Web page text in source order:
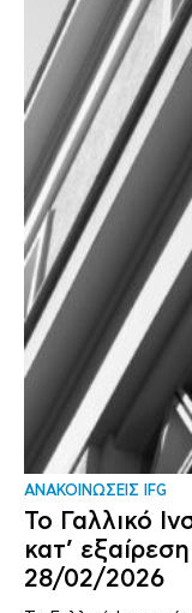
ΑΝΑΚΟΙΝΩΣΕΙΣ IFG
Το Γαλλικό
κατ’
28/02/2026